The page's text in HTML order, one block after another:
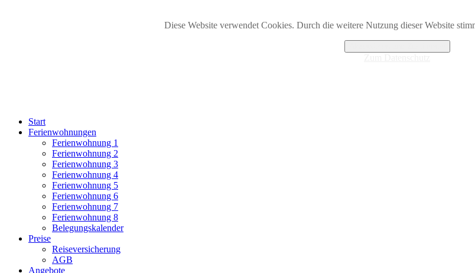
Diese Website verwendet Cookies. Durch die weitere Nutzung dieser Website
Start
Ferienwohnungen
Ferienwohnung 1
Ferienwohnung 2
Ferienwohnung 3
Ferienwohnung 4
Ferienwohnung 5
Ferienwohnung 6
Ferienwohnung 7
Ferienwohnung 8
Belegungskalender
Preise
Reiseversicherung
AGB
Angebote